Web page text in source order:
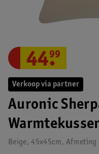
Verkoop via partner
Auronic
Beige, 45x45cm, Afmeting
44.
99